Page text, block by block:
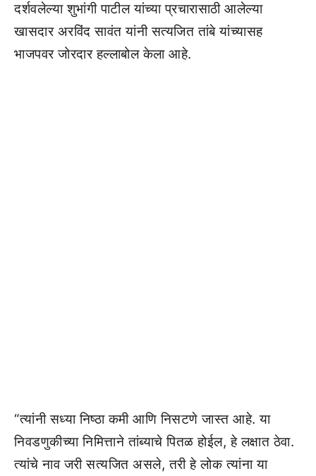
दर्शवलेल्या शुभांगी पाटील यांच्या प्रचारासाठी आलेल्या
खासदार अरविंद सावंत यांनी सत्यजित तांबे यांच्यासह
भाजपवर जोरदार हल्लाबोल केला आहे.
“त्यांनी सध्या निष्ठा कमी आणि निसटणे जास्त आहे. या
निवडणुकीच्या निमित्ताने तांब्याचे पितळ होईल, हे लक्षात ठेवा.
त्यांचे नाव जरी सत्यजित असले, तरी हे लोक त्यांना या